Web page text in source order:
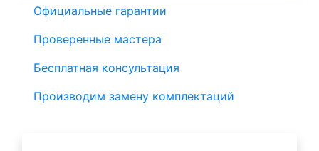
Официальные гарантии
Проверенные мастера
Бесплатная консультация
Производим замену комплектаций